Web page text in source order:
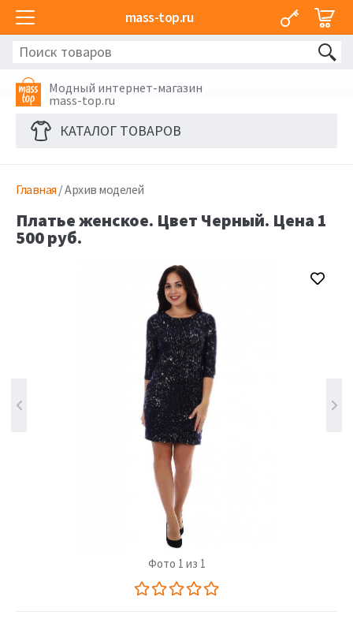
mass-top.ru
Модный интернет-магазин
mass-top.ru
КАТАЛОГ ТОВАРОВ
Главная / Архив моделей
Платье женское. Цвет Черный. Цена 1
500 руб.
Фото 1 из 1